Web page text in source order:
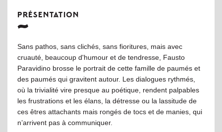
PRÉSENTATION
Sans pathos, sans clichés, sans fioritures, mais avec
cruauté, beaucoup d'humour et de tendresse, Fausto
Paravidino brosse le portrait de cette famille de paumés et
des paumés qui gravitent autour. Les dialogues rythmés,
où la trivialité vire presque au poétique, rendent palpables
les frustrations et les élans, la détresse ou la lassitude de
ces êtres attachants mais rongés de tocs et de manies, qui
n’arrivent pas à communiquer.